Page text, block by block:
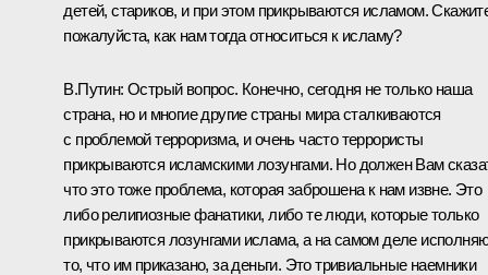
детей, стариков, и при этом прикрываются исламом.
пожалуйста, как нам тогда относиться к исламу?
В.Путин: Острый вопрос. Конечно, сегодня не только наша
страна, но и многие другие страны мира сталкиваются
с проблемой терроризма, и очень часто террористы
прикрываются исламскими лозунгами. Но должен Вам
что это тоже проблема, которая заброшена к нам извне. Это
либо религиозные фанатики, либо те люди, которые только
прикрываются лозунгами ислама, а на самом деле
то, что им приказано, за деньги. Это тривиальные наемники